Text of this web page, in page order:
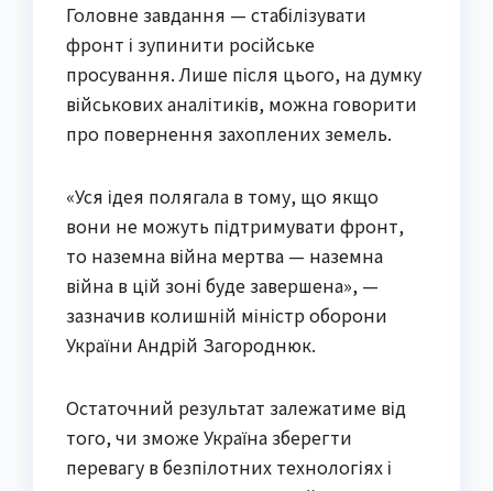
Головне завдання — стабілізувати
фронт і зупинити російське
просування. Лише після цього, на думку
військових аналітиків, можна говорити
про повернення захоплених земель.
«Уся ідея полягала в тому, що якщо
вони не можуть підтримувати фронт,
то наземна війна мертва — наземна
війна в цій зоні буде завершена», —
зазначив колишній міністр оборони
України Андрій Загороднюк.
Остаточний результат залежатиме від
того, чи зможе Україна зберегти
перевагу в безпілотних технологіях і